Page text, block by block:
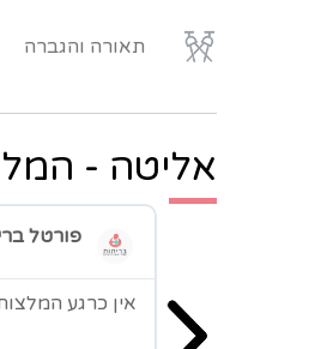
תאורה והגברה
אליטה -
פורטל
אין כרגע